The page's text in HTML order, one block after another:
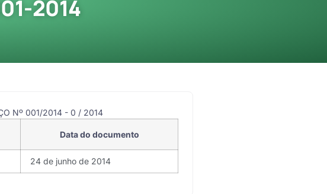
2014
Nº 001/2014 - 0 / 2014
Data do documento
24 de junho de 2014